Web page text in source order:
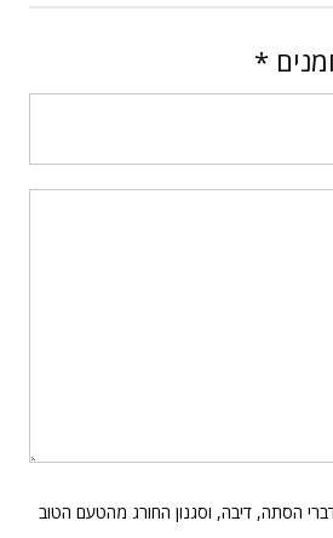
*
הסתה, דיבה, וסגנון החורג מהטעם הטוב